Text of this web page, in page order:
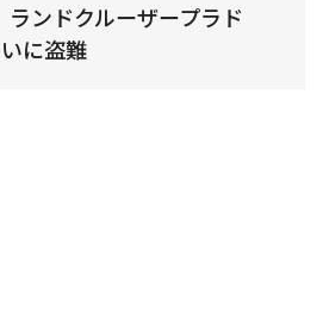
ンドクルーザープラド
に盗難